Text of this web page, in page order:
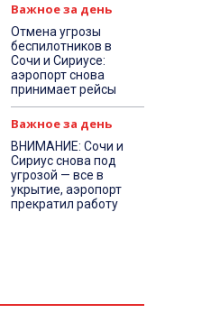
Важное за день
Отмена угрозы
беспилотников в
Сочи и Сириусе:
аэропорт снова
принимает рейсы
Важное за день
ВНИМАНИЕ: Сочи и
Сириус снова под
угрозой — все в
укрытие, аэропорт
прекратил работу